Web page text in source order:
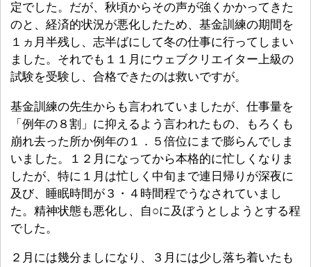
定でした。だが、秋頃からその声が強くかかってきた
のと、経済的状況が悪化したため、基金訓練の期間を
１ヵ月半残し、志半ばにして冬の仕事に行ってしまい
ました。それでも１１月にウェブクリエイター上級の
試験を受験し、合格できたのは救いですが。
基金訓練の先生からも言われていましたが、仕事量を
「例年の８割」に抑えるよう言われたもの、もろくも
崩れ去った所か例年の１．５倍位にまで膨らんでしま
いました。１２月になってから本格的に忙しくなりま
したが、特に１月は忙しく中旬まで連日帰りが深夜に
及び、睡眠時間が３・４時間程でうなされていまし
た。精神状態も悪化し、自○に及ぼうとしようとする程
でした。
２月には幾分ましになり、３月には少し落ち着いたも